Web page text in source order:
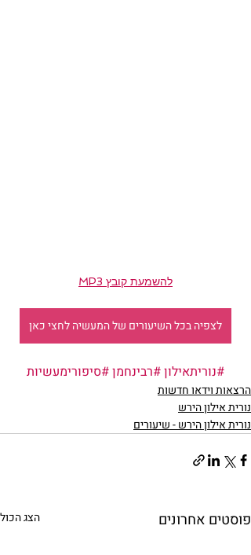
להשמעת קובץ MP3
לצפיה בכל השיעורים של המעשיה לחצי כאן
#נוריתאילון#רבינחמן#סיפורימעשיות
הרצאות וידאו חדשות
נורית אילון הירש
נורית אילון הירש - שיעורים
פוסטים אחרונים הצג הכול